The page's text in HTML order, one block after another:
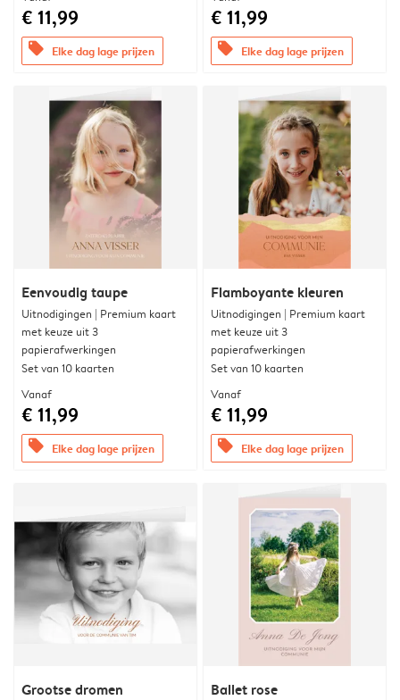
€ 11,99
offers Elke dag lage prijzen
€ 11,99
offers Elke dag lage prijzen
Eenvoudig taupe
Uitnodigingen | Premium kaart
met keuze uit 3
papierafwerkingen
Set van 10 kaarten
Vanaf
€ 11,99
offers Elke dag lage prijzen
Flamboyante kleuren
Uitnodigingen | Premium kaart
met keuze uit 3
papierafwerkingen
Set van 10 kaarten
Vanaf
€ 11,99
offers Elke dag lage prijzen
Grootse dromen Ballet rose